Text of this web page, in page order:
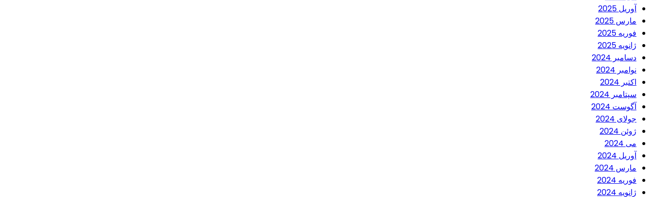
آوریل 2025
مارس 2025
فوریه 2025
ژانویه 2025
دسامبر 2024
نوامبر 2024
اکتبر 2024
سپتامبر 2024
آگوست 2024
جولای 2024
ژوئن 2024
می 2024
آوریل 2024
مارس 2024
فوریه 2024
ژانویه 2024